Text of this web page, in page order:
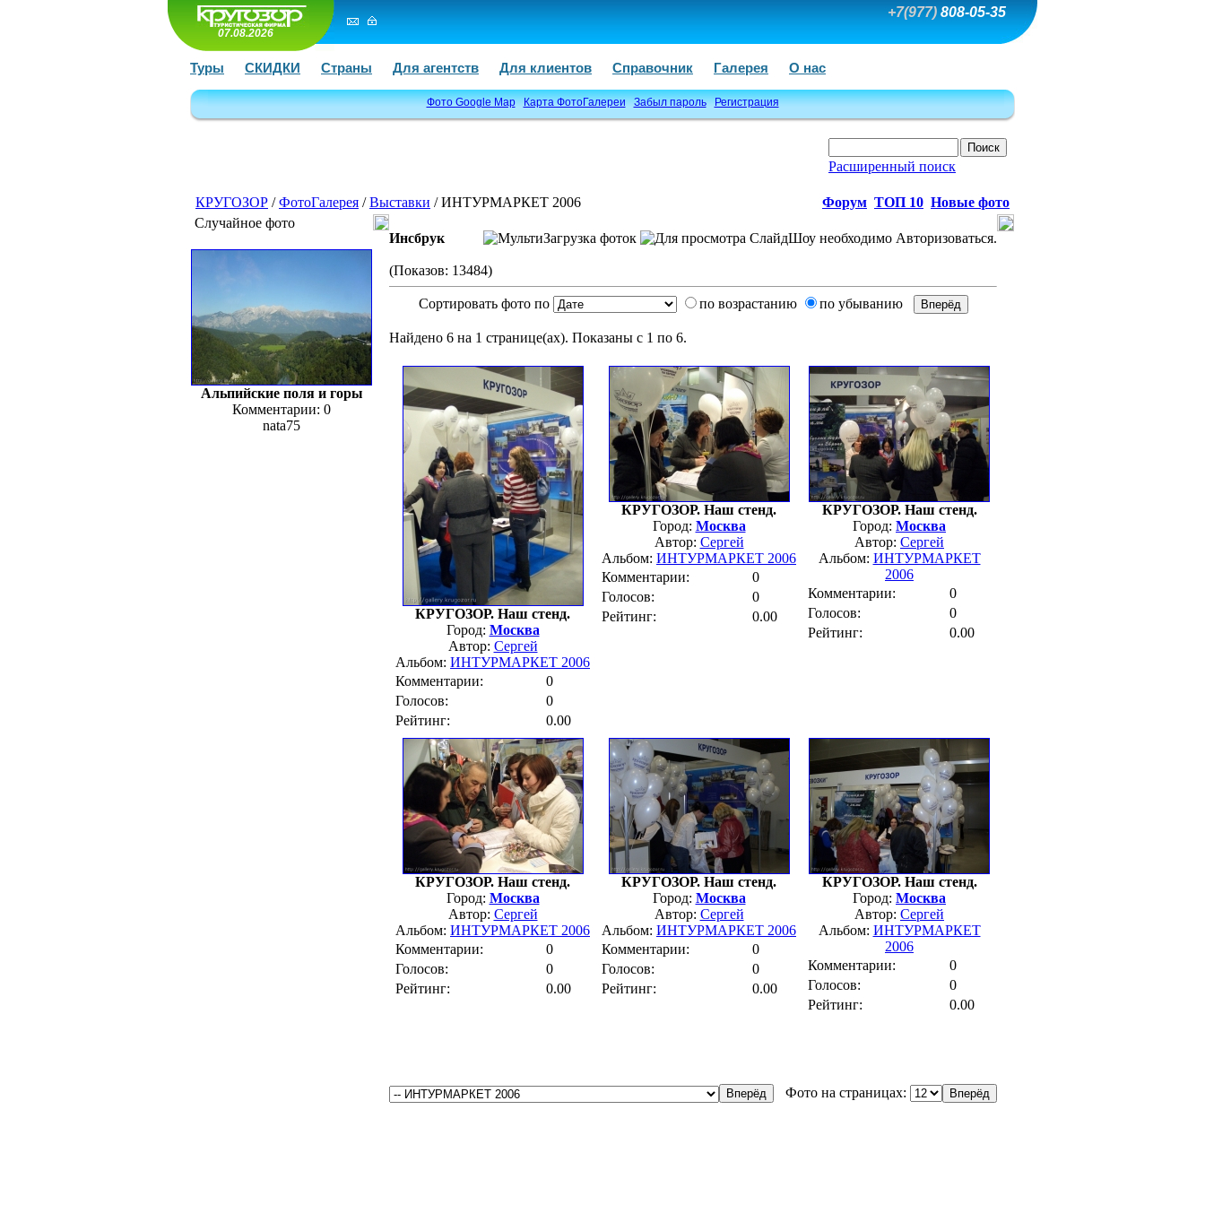
07.08.2026
+7(977) 808-05-35
Туры СКИДКИ Страны Для агентств Для клиентов Справочник Галерея О нас
Фото Google Map Карта ФотоГалереи Забыл пароль Регистрация
Расширенный поиск
КРУГОЗОР /ФотоГалерея /Выставки / ИНТУРМАРКЕТ 2006 Форум ТОП 10 Новые фото
Случайное фото
Альпийские поля и горы
Комментарии: 0
nata75
Инсбрук
(Показов: 13484)
Сортировать фото по по возрастанию по убыванию
Найдено 6 на 1 странице(ах). Показаны с 1 по 6.
КРУГОЗОР. Наш стенд.
Город: Москва
Автор: Сергей
Альбом: ИНТУРМАРКЕТ 2006
Комментарии:
0
Голосов:
0
Рейтинг:
0.00
КРУГОЗОР. Наш стенд.
Город: Москва
Автор: Сергей
Альбом: ИНТУРМАРКЕТ 2006
Комментарии:
0
Голосов:
0
Рейтинг:
0.00
КРУГОЗОР. Наш стенд.
Город: Москва
Автор: Сергей
Альбом: ИНТУРМАРКЕТ
2006
Комментарии:
0
Голосов:
0
Рейтинг:
0.00
КРУГОЗОР. Наш стенд.
Город: Москва
Автор: Сергей
Альбом: ИНТУРМАРКЕТ 2006
Комментарии:
0
Голосов:
0
Рейтинг:
0.00
КРУГОЗОР. Наш стенд.
Город: Москва
Автор: Сергей
Альбом: ИНТУРМАРКЕТ 2006
Комментарии:
0
Голосов:
0
Рейтинг:
0.00
КРУГОЗОР. Наш стенд.
Город: Москва
Автор: Сергей
Альбом: ИНТУРМАРКЕТ
2006
Комментарии:
0
Голосов:
0
Рейтинг:
0.00
Фото на страницах: